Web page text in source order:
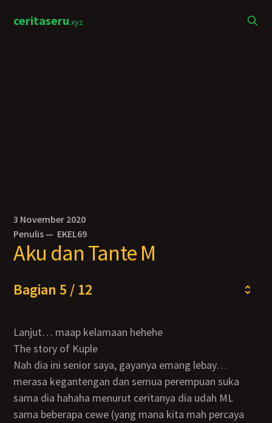
ceritaseru.xyz
3 November 2020
Penulis — EKEL69
Aku dan Tante M
Bagian 5 / 12
Lanjut… maap kelamaan hehehe
The story of Kuple
Nah dia ini senior saya, gayanya emang lebay…
merasa kegantengan dan semua perempuan suka
sama dia hahaha menurut ceritanya dia udah ML
sama beberapa cewe (yang mana kita mah percaya